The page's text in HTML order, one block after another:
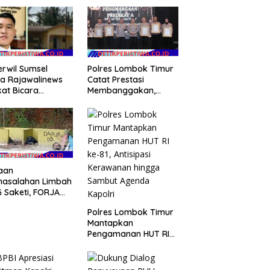
Sumsel
Rajawalinews
Bicara
Desa Rp 84
Kades
Belitang
Hilang 3 Bulan
Anggaran
Polres Lombok Timur
Catat Prestasi
Membanggakan,
Terbaik dalam
Pelayanan Publik di
NTB
Limbah
Saketi, FORJA
Polres Lombok Timur
Mantapkan
Pengamanan HUT RI
Kerawanan hingga
Sambut Agenda